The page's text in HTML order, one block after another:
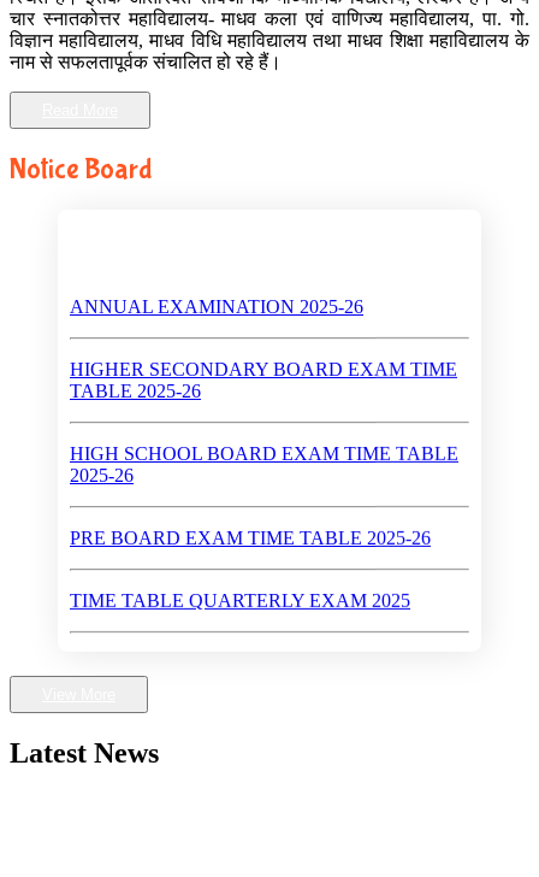
चार स्नातकोत्तर महाविद्यालय- माधव कला एवं वाणिज्य महाविद्यालय, पा. गो.
विज्ञान महाविद्यालय, माधव विधि महाविद्यालय तथा माधव शिक्षा महाविद्यालय के
नाम से सफलतापूर्वक संचालित हो रहे हैं।
Notice Board
HIGHER SECONDARY BOARD EXAM TIME
TABLE 2025-26
HIGH SCHOOL BOARD EXAM TIME TABLE
2025-26
PRE BOARD EXAM TIME TABLE 2025-26
TIME TABLE QUARTERLY EXAM 2025
QUARTERLY EXAM 2025 SEPTEMBER
First Rank in Gwalior District in High School Exam
Latest News